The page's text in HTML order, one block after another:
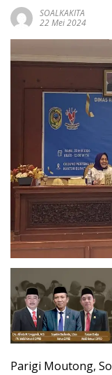
SOALKAKITA
22 Mei 2024
Parigi Moutong,